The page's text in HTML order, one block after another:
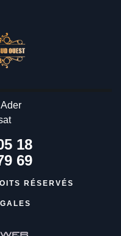
18
69
RÉSERVÉS